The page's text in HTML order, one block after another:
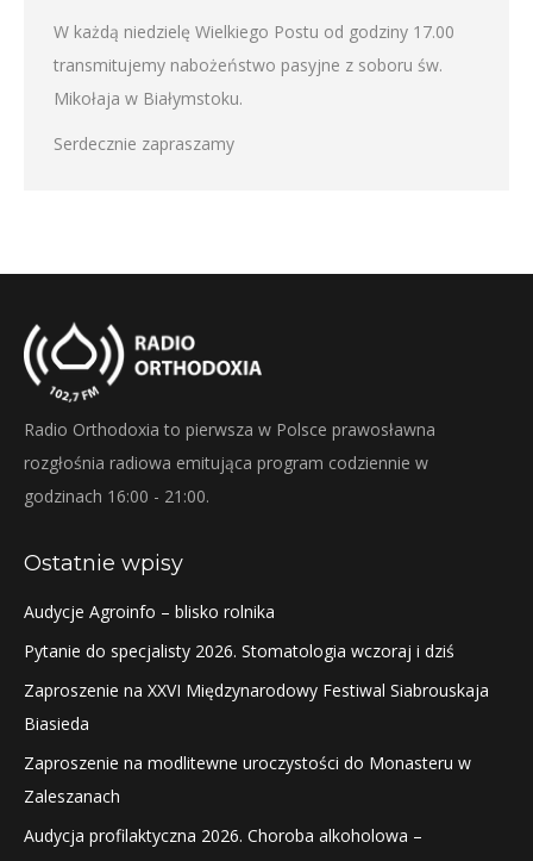
W każdą niedzielę Wielkiego Postu od godziny 17.00
transmitujemy nabożeństwo pasyjne z soboru św.
Mikołaja w Białymstoku.
Serdecznie zapraszamy
Radio Orthodoxia to pierwsza w Polsce prawosławna
rozgłośnia radiowa emitująca program codziennie w
godzinach 16:00 - 21:00.
Ostatnie wpisy
Audycje Agroinfo – blisko rolnika
Pytanie do specjalisty 2026. Stomatologia wczoraj i dziś
Zaproszenie na XXVI Międzynarodowy Festiwal Siabrouskaja
Biasieda
Zaproszenie na modlitewne uroczystości do Monasteru w
Zaleszanach
Audycja profilaktyczna 2026. Choroba alkoholowa –